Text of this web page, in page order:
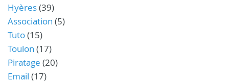
Hyères(39)
Association (5)
Tuto(15)
Toulon (17)
Piratage (20)
Email (17)